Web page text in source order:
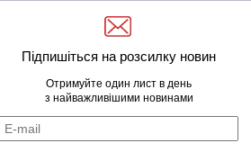
Підпишіться на розсилку новин
Отримуйте один лист в день
з найважливішими новинами